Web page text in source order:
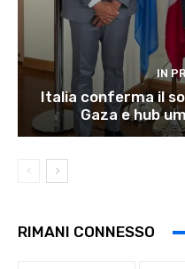
IN
Italia conferma il
Gaza e hub
RIMANI CONNESSO